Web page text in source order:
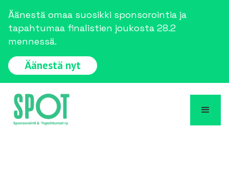
Äänestä omaa suosikki sponsorointia ja
tapahtumaa finalistien joukosta 28.2
mennessä.
Äänestä nyt